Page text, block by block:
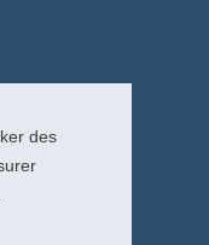
des